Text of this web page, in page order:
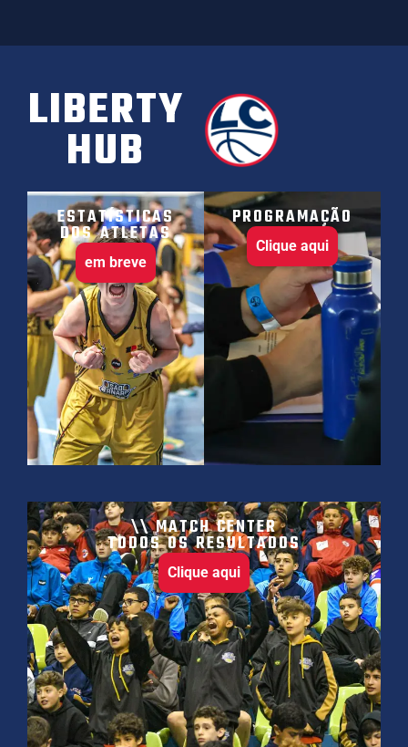
LIBERTY
HUB
ESTATÍSTICAS
DOS ATLETAS
em breve
PROGRAMAÇÃO
Clique aqui
\\ MATCH CENTER
TODOS OS RESULTADOS​
Clique aqui